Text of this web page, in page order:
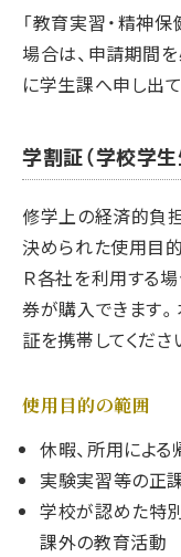
「教育実習・精神
場合は、申請期間
に学生課へ申し出て
学割証（学校学
修学上の経済的負
決められた使用目
Ｒ各社を利用する
券が購入できます
証を携帯してくださ
使用目的の範囲
休暇、所用による
実験実習等の正
学校が認めた特
課外の教育活動